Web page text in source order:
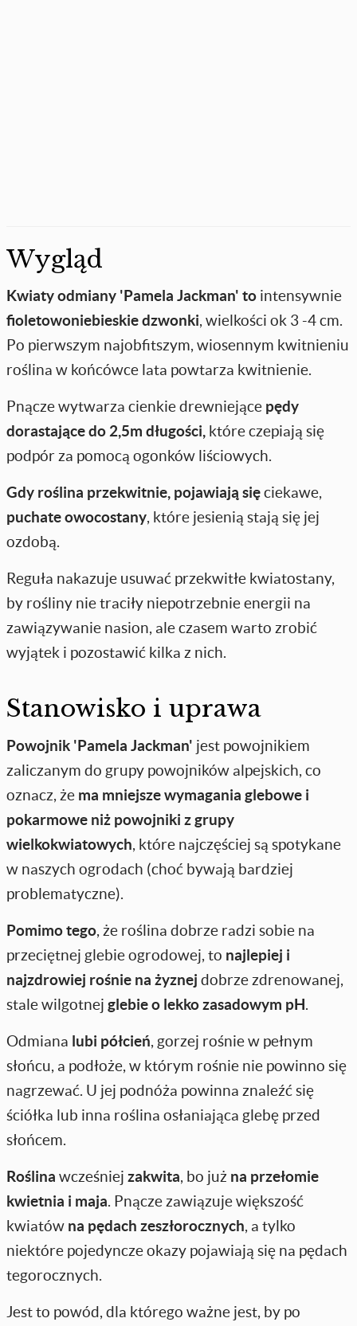
Wygląd
Kwiaty odmiany 'Pamela Jackman' to intensywnie
fioletowoniebieskie dzwonki, wielkości ok 3 -4 cm.
Po pierwszym najobfitszym, wiosennym kwitnieniu
roślina w końcówce lata powtarza kwitnienie.
Pnącze wytwarza cienkie drewniejące pędy
dorastające do 2,5m długości, które czepiają się
podpór za pomocą ogonków liściowych.
Gdy roślina przekwitnie, pojawiają sięciekawe,
puchate owocostany, które jesienią stają się jej
ozdobą.
Reguła nakazuje usuwać przekwitłe kwiatostany,
by rośliny nie traciły niepotrzebnie energii na
zawiązywanie nasion, ale czasem warto zrobić
wyjątek i pozostawić kilka z nich.
Stanowisko i uprawa
Powojnik 'Pamela Jackman' jest powojnikiem
zaliczanym do grupy powojników alpejskich, co
oznacz, że ma mniejsze wymagania glebowe i
pokarmowe niż powojniki z grupy
wielkokwiatowych, które najczęściej są spotykane
w naszych ogrodach (choć bywają bardziej
problematyczne).
Pomimo tego, że roślina dobrze radzi sobie na
przeciętnej glebie ogrodowej, to najlepiej i
najzdrowiej rośnie na żyznej dobrze zdrenowanej,
stale wilgotnej glebie o lekko zasadowym pH.
Odmiana lubi półcień, gorzej rośnie w pełnym
słońcu, a podłoże, w którym rośnie nie powinno się
nagrzewać. U jej podnóża powinna znaleźć się
ściółka lub inna roślina osłaniająca glebę przed
słońcem.
Roślina wcześniej zakwita, bo już na przełomie
kwietnia i maja. Pnącze zawiązuje większość
kwiatów na pędach zeszłorocznych, a tylko
niektóre pojedyncze okazy pojawiają się na pędach
tegorocznych.
Jest to powód, dla którego ważne jest, by po